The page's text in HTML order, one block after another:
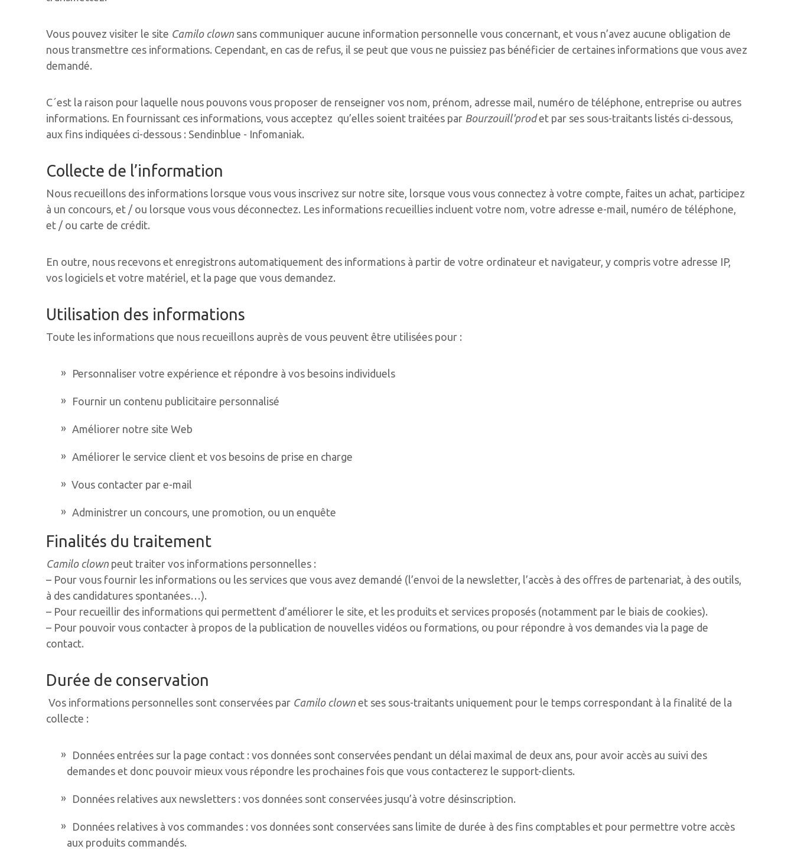
Vous pouvez visiter le site Camilo clown sans communiquer aucune information personnelle vous concernant, et vous n’avez aucune obligation de
nous transmettre ces informations. Cependant, en cas de refus, il se peut que vous ne puissiez pas bénéficier de certaines informations que vous avez
demandé.
C´est la raison pour laquelle nous pouvons vous proposer de renseigner vos nom, prénom, adresse mail, numéro de téléphone, entreprise ou autres
informations. En fournissant ces informations, vous acceptez qu’elles soient traitées par Bourzouill'prodet par ses sous-traitants listés ci-dessous,
aux fins indiquées ci-dessous : Sendinblue - Infomaniak.
Collecte de l’information
Nous recueillons des informations lorsque vous vous inscrivez sur notre site, lorsque vous vous connectez à votre compte, faites un achat, participez
à un concours, et / ou lorsque vous vous déconnectez. Les informations recueillies incluent votre nom, votre adresse e-mail, numéro de téléphone,
et / ou carte de crédit.
En outre, nous recevons et enregistrons automatiquement des informations à partir de votre ordinateur et navigateur, y compris votre adresse IP,
vos logiciels et votre matériel, et la page que vous demandez.
Utilisation des informations
Toute les informations que nous recueillons auprès de vous peuvent être utilisées pour :
Personnaliser votre expérience et répondre à vos besoins individuels
Fournir un contenu publicitaire personnalisé
Améliorer notre site Web
Améliorer le service client et vos besoins de prise en charge
Vous contacter par e-mail
Administrer un concours, une promotion, ou un enquête
Finalités du traitement
Camilo clown peut traiter vos informations personnelles :
– Pour vous fournir les informations ou les services que vous avez demandé (l’envoi de la newsletter, l’accès à des offres de partenariat, à des outils,
à des candidatures spontanées…).
– Pour recueillir des informations qui permettent d’améliorer le site, et les produits et services proposés (notamment par le biais de cookies).
– Pour pouvoir vous contacter à propos de la publication de nouvelles vidéos ou formations, ou pour répondre à vos demandes via la page de
contact.
Durée de conservation
Vos informations personnelles sont conservées par Camilo clown et ses sous-traitants uniquement pour le temps correspondant à la finalité de la
collecte :
Données entrées sur la page contact : vos données sont conservées pendant un délai maximal de deux ans, pour avoir accès au suivi des
demandes et donc pouvoir mieux vous répondre les prochaines fois que vous contacterez le support-clients.
Données relatives aux newsletters : vos données sont conservées jusqu’à votre désinscription.
Données relatives à vos commandes : vos données sont conservées sans limite de durée à des fins comptables et pour permettre votre accès
aux produits commandés.